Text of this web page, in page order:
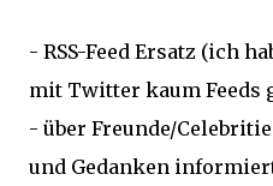
- RSS-Feed Ersatz (ich
mit Twitter kaum Feeds
- über Freunde/
und Gedanken